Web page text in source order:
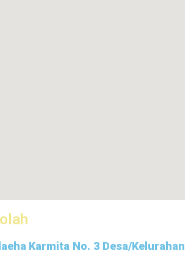
Karmita No. 3 Desa/Kelurahan